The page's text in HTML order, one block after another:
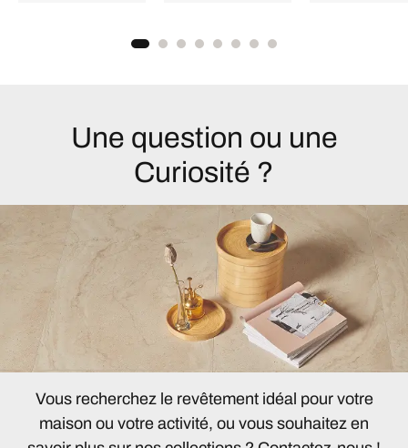
Une question ou une
Curiosité ?
Vous recherchez le revêtement idéal pour votre
maison ou votre activité, ou vous souhaitez en